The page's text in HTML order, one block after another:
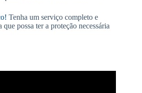
Tenha um serviço completo e
possa ter a proteção necessária